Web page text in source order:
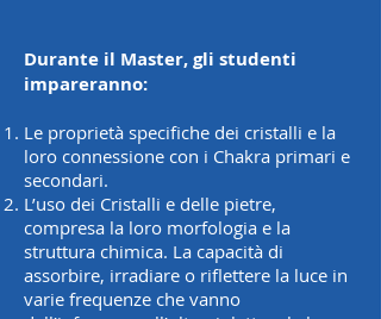
Durante il Master, gli studenti
impareranno:
Le proprietà specifiche dei cristalli e la
loro connessione con i Chakra primari e
secondari.
L’uso dei Cristalli e delle pietre,
compresa la loro morfologia e la
struttura chimica. La capacità di
assorbire, irradiare o riflettere la luce in
varie frequenze che vanno